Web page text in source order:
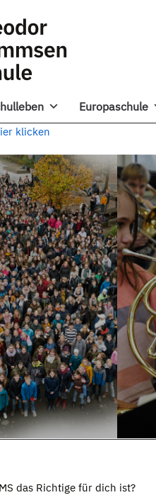
Europaschule
klicken
die Schaltfläche unten.
weitergegeben
das Richtige für dich ist?